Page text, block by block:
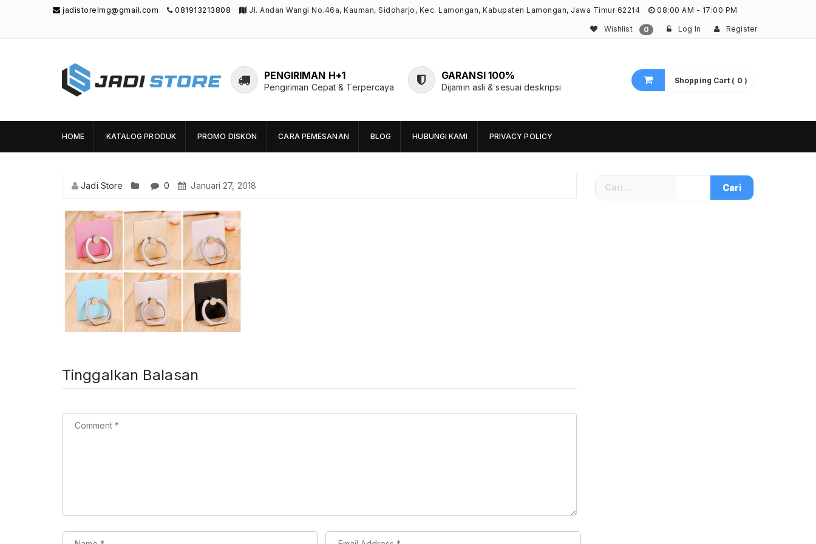
jadistorelmg@gmail.com 081913213808 Jl. Andan Wangi No.46a, Kauman, Sidoharjo, Kec. Lamongan, Kabupaten Lamongan, Jawa Timur 62214 08:00 AM - 17:00 PM
Wishlist 0 Log In Register
Jadi Store
Unik di Lamongan
PENGIRIMAN H+1
Pengiriman Cepat & Terpercaya
GARANSI 100%
Dijamin asli & sesuai deskripsi
Shopping Cart ( 0 )
HOME KATALOG PRODUK PROMO DISKON CARA PEMESANAN BLOG HUBUNGI KAMI PRIVACY POLICY
Jadi Store 0 Januari 27, 2018
Tinggalkan Balasan
Cari
untuk: